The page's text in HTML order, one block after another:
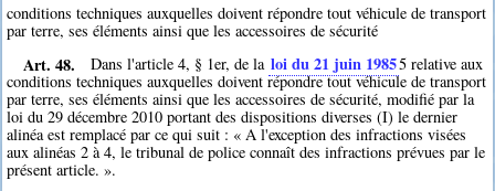
conditions techniques auxquelles doivent répondre tout véhicule de transport
par terre, ses éléments ainsi que les accessoires de sécurité
Art. 48. Dans l'article 4, § 1er, de la loi du 21 juin 19855 relative aux
conditions techniques auxquelles doivent répondre tout véhicule de transport
par terre, ses éléments ainsi que les accessoires de sécurité, modifié par la
loi du 29 décembre 2010 portant des dispositions diverses (I) le dernier
alinéa est remplacé par ce qui suit : « A l'exception des infractions visées
aux alinéas 2 à 4, le tribunal de police connaît des infractions prévues par le
présent article. ».